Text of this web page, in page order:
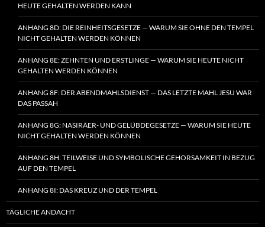
HEUTE GEHALTEN WERDEN KANN
ANHANG 8D: DIE REINHEITSGESETZE — WARUM SIE OHNE DEN TEMPEL
NICHT GEHALTEN WERDEN KÖNNEN
ANHANG 8E: ZEHNTEN UND ERSTLINGE — WARUM SIE HEUTE NICHT
GEHALTEN WERDEN KÖNNEN
ANHANG 8F: DER ABENDMAHLSDIENST — DAS LETZTE MAHL JESU WAR
DAS PASSAH
ANHANG 8G: NASIRÄER- UND GELÜBDEGESETZE — WARUM SIE HEUTE
NICHT GEHALTEN WERDEN KÖNNEN
ANHANG 8H: TEILWEISE UND SYMBOLISCHE GEHORSAMKEIT IN BEZUG
AUF DEN TEMPEL
ANHANG 8I: DAS KREUZ UND DER TEMPEL
TÄGLICHE ANDACHT